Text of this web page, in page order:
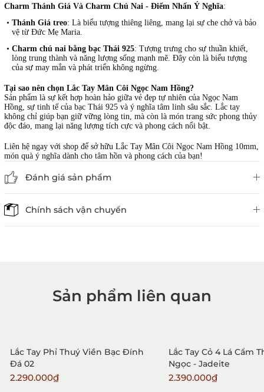
Charm Thánh Giá Và Charm Chú Nai - Điểm Nhấn Ý Nghĩa:
• Thánh Giá treo: Là biểu tượng thiêng liêng, mang lại sự che chở và bảo
vệ từ Đức Mẹ Maria.
• Charm chú nai bằng bạc Thái 925: Tượng trưng cho sự thuần khiết,
lòng trung thành và năng lượng sống mạnh mẽ. Đây còn là biểu tượng
của sự may mắn và phát triển không ngừng.
Tại sao nên chọn Lắc Tay Mân Côi Ngọc Nam Hồng?
Sản phẩm là sự kết hợp hoàn hảo giữa vẻ đẹp tự nhiên của Ngọc Nam
Hồng, sự tinh tế của bạc Thái 925 và ý nghĩa tâm linh sâu sắc. Lắc tay
không chỉ giúp bạn giữ vững lòng tin, mà còn là món trang sức phong thủy
độc đáo, mang lại năng lượng tích cực và phong cách nổi bật.
Liên hệ ngay với shop để sở hữu Lắc Tay Mân Côi Ngọc Nam Hồng 10mm,
món quà ý nghĩa dành cho tâm hồn và phong cách của bạn!
Đánh giá sản phẩm
Chính sách vận chuyển
1. Mua hàng trực tiếp tại VietGemstones
Sản phẩm liên quan
Lắc Tay Phỉ Thuý Viền Bạc Đính
Đá 02
2.290.000₫
Lắc Tay Cỏ 4 Lá Cẩm
Ngọc - Jadeite
2.390.000₫